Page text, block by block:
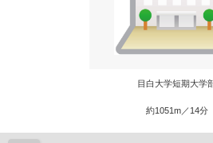
目白大学短期大学
約1051m／14分